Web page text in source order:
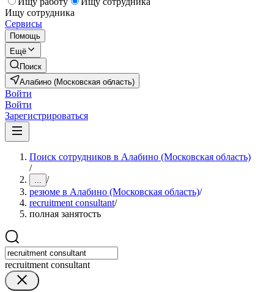
Ищу сотрудника
Сервисы
Помощь
Ещё
Поиск
Алабино (Московская область)
Войти
Войти
Зарегистрироваться
Поиск сотрудников в Алабино (Московская область)
/
... /
резюме в Алабино (Московская область)/
recruitment consultant/
полная занятость
recruitment consultant